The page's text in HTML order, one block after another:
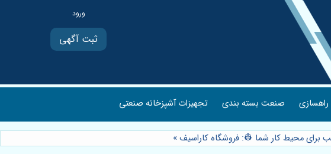
ثبت آگهی
صنعت بسته بندی تجهیزات آشپزخانه صنعتی
برای محیط کار شما 👷: فروشگاه کاراسیف»